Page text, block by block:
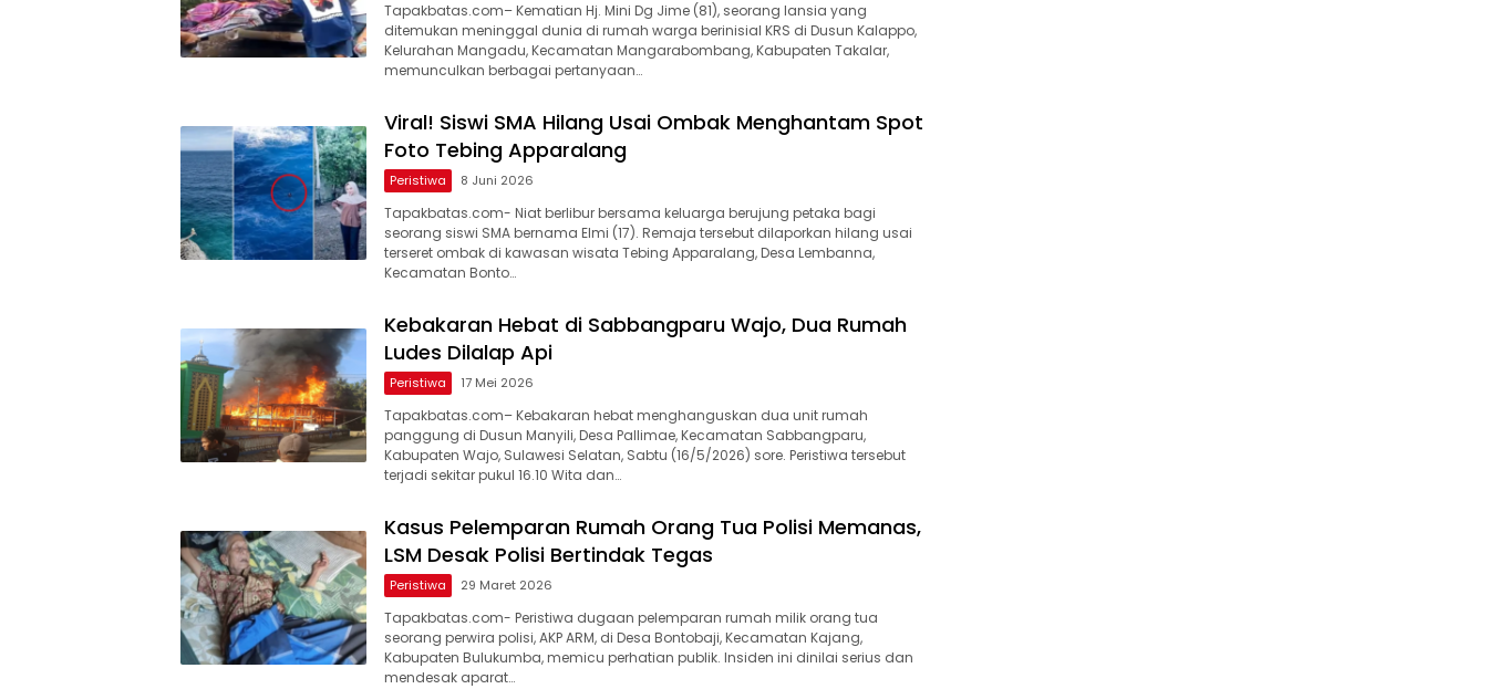
Tapakbatas.com– Kematian Hj. Mini Dg Jime (81), seorang lansia yang
ditemukan meninggal dunia di rumah warga berinisial KRS di Dusun Kalappo,
Kelurahan Mangadu, Kecamatan Mangarabombang, Kabupaten Takalar,
memunculkan berbagai pertanyaan…
Viral! Siswi SMA Hilang Usai Ombak Menghantam Spot
Foto Tebing Apparalang
Peristiwa 8 Juni 2026
Tapakbatas.com- Niat berlibur bersama keluarga berujung petaka bagi
seorang siswi SMA bernama Elmi (17). Remaja tersebut dilaporkan hilang usai
terseret ombak di kawasan wisata Tebing Apparalang, Desa Lembanna,
Kecamatan Bonto…
Kebakaran Hebat di Sabbangparu Wajo, Dua Rumah
Ludes Dilalap Api
Peristiwa 17 Mei 2026
Tapakbatas.com– Kebakaran hebat menghanguskan dua unit rumah
panggung di Dusun Manyili, Desa Pallimae, Kecamatan Sabbangparu,
Kabupaten Wajo, Sulawesi Selatan, Sabtu (16/5/2026) sore. Peristiwa tersebut
terjadi sekitar pukul 16.10 Wita dan…
Kasus Pelemparan Rumah Orang Tua Polisi Memanas,
LSM Desak Polisi Bertindak Tegas
Peristiwa 29 Maret 2026
Tapakbatas.com- Peristiwa dugaan pelemparan rumah milik orang tua
seorang perwira polisi, AKP ARM, di Desa Bontobaji, Kecamatan Kajang,
Kabupaten Bulukumba, memicu perhatian publik. Insiden ini dinilai serius dan
mendesak aparat…